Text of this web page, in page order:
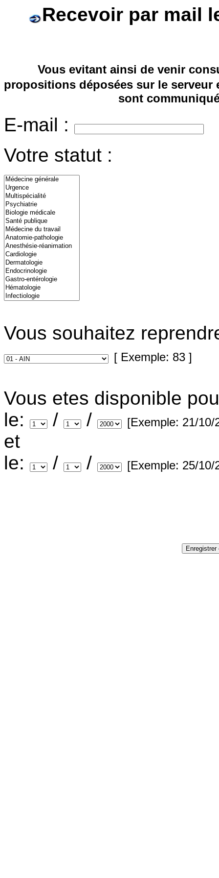
Recevoir par mail
Vous evitant ainsi de venir
propositions déposées sur le
sont
E-mail :
Votre statut :
Vous souhaitez
[ Exemple: 83 ]
Vous etes disponible
le:
/ / [Exemple: 21/10/
et
le:
/ / [Exemple: 25/10/